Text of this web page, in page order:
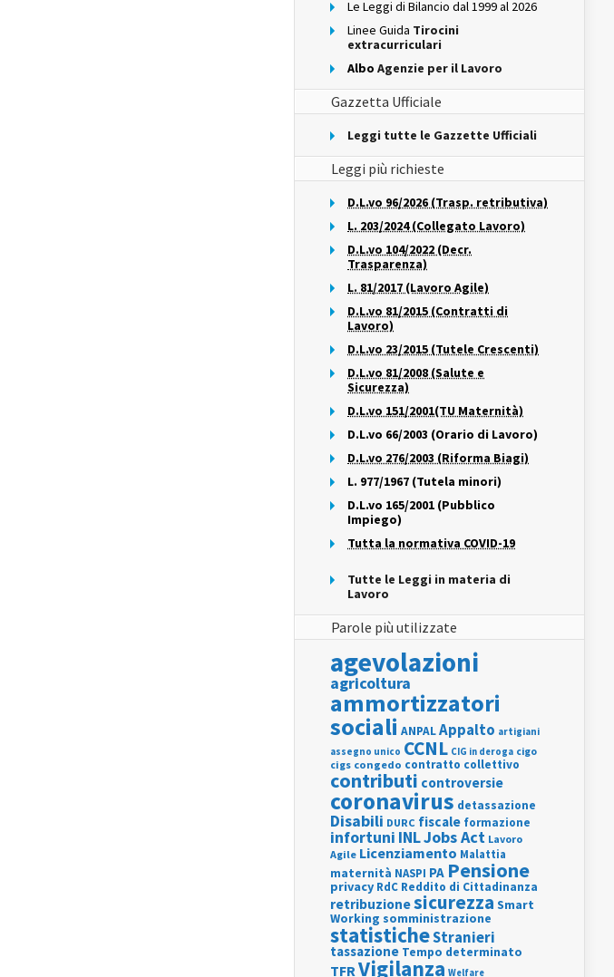
Le Leggi di Bilancio dal 1999 al 2026
Linee Guida Tirocini
extracurriculari
Albo Agenzie per il Lavoro
Gazzetta Ufficiale
Leggi tutte le Gazzette Ufficiali
Leggi più richieste
D.L.vo 96/2026 (Trasp. retributiva)
L. 203/2024 (Collegato Lavoro)
D.L.vo 104/2022 (Decr.
Trasparenza)
L. 81/2017 (Lavoro Agile)
D.L.vo 81/2015 (Contratti di
Lavoro)
D.L.vo 23/2015 (Tutele Crescenti)
D.L.vo 81/2008 (Salute e
Sicurezza)
D.L.vo 151/2001(TU Maternità)
D.L.vo 66/2003 (Orario di Lavoro)
D.L.vo 276/2003 (Riforma Biagi)
L. 977/1967 (Tutela minori)
D.L.vo 165/2001 (Pubblico
Impiego)
Tutta la normativa COVID-19
Tutte le Leggi in materia di
Lavoro
Parole più utilizzate
agevolazioni
agricoltura
ammortizzatori
sociali ANPALAppalto artigiani
assegno unico CCNL CIG in deroga cigo
cigs congedo contratto collettivo
contributi controversie
coronavirus detassazione
Disabili DURC fiscale formazione
infortuni INLJobs Act Lavoro
Agile Licenziamento Malattia
maternità NASPI PA Pensione
privacy RdC Reddito di Cittadinanza
retribuzionesicurezza Smart
Working somministrazione
statisticheStranieri
tassazione Tempo determinato
TFRVigilanza Welfare